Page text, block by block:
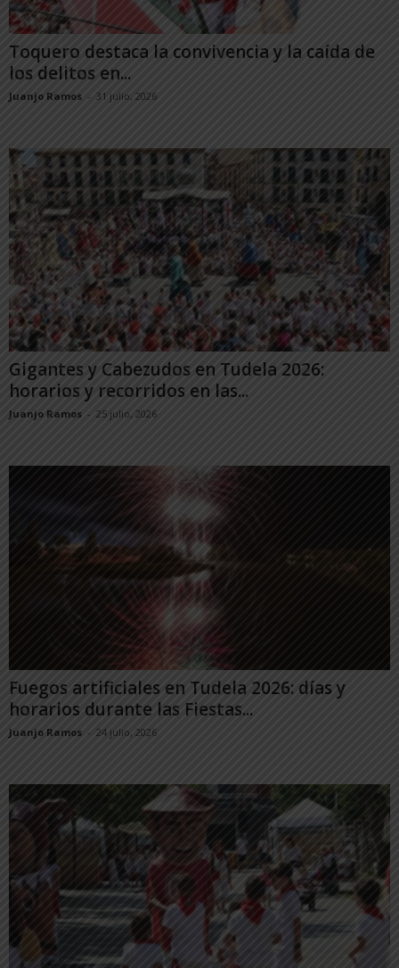
Toquero destaca la convivencia y la caída de
los delitos en...
Juanjo Ramos - 31 julio, 2026
Gigantes y Cabezudos en Tudela 2026:
horarios y recorridos en las...
Juanjo Ramos - 25 julio, 2026
Fuegos artificiales en Tudela 2026: días y
horarios durante las Fiestas...
Juanjo Ramos - 24 julio, 2026